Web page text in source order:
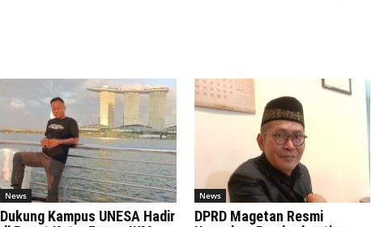
News
Dukung Kampus UNESA Hadir
News
DPRD Magetan Resmi